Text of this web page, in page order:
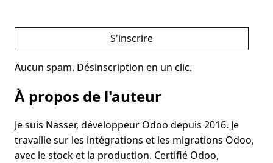
S'inscrire
Aucun spam. Désinscription en un clic.
À propos de l'auteur
Je suis Nasser, développeur Odoo depuis 2016. Je
travaille sur les intégrations et les migrations Odoo,
avec le stock et la production. Certifié Odoo,